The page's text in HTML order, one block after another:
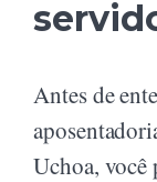
Antes de
Uchoa, você